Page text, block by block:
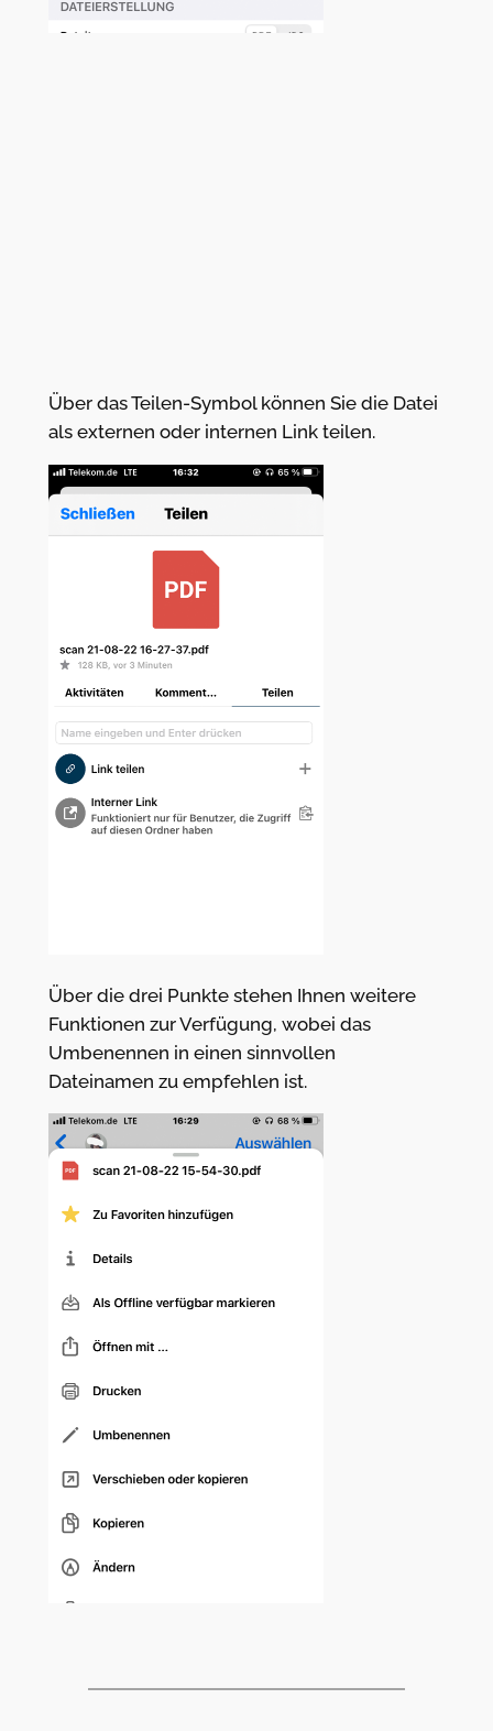
Über das Teilen-Symbol können Sie die Datei
als externen oder internen Link teilen.
Über die drei Punkte stehen Ihnen weitere
Funktionen zur Verfügung, wobei das
Umbenennen in einen sinnvollen
Dateinamen zu empfehlen ist.